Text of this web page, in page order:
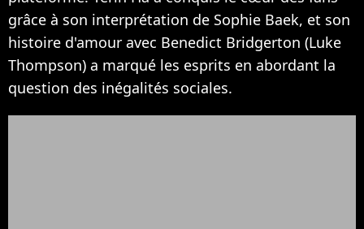
grâce à son interprétation de Sophie Baek, et son
histoire d'amour avec Benedict Bridgerton (Luke
Thompson) a marqué les esprits en abordant la
question des inégalités sociales.